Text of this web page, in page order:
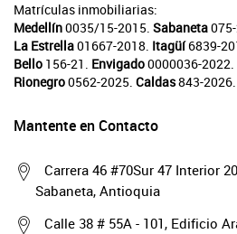
Matrículas inmobiliarias:
Medellín0035/15-2015. Sabaneta
La Estrella01667-2018. Itagüí6839-
Bello 156-21. Envigado0000036-2022.
Rionegro0562-2025. Caldas843-2026.
Mantente en Contacto
Carrera 46 #70Sur 47 Interior
Sabaneta, Antioquia
Calle 38 # 55A - 101, Edificio